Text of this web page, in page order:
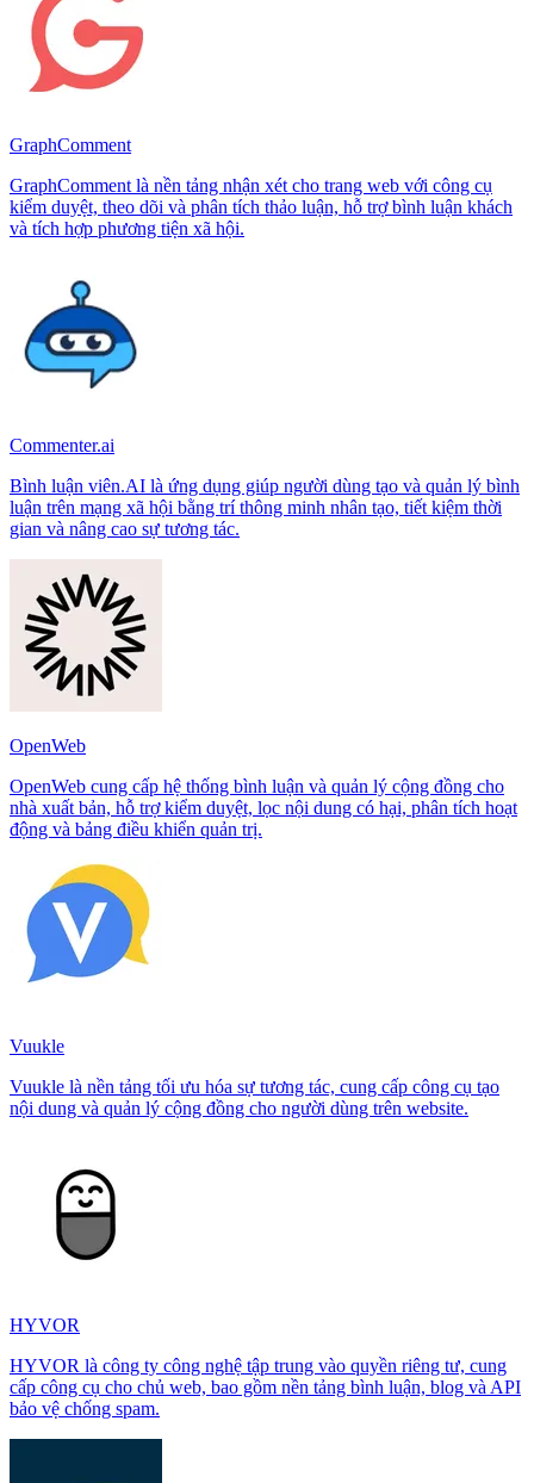
GraphComment
GraphComment là nền tảng nhận xét cho trang web với công cụ
kiểm duyệt, theo dõi và phân tích thảo luận, hỗ trợ bình luận khách
và tích hợp phương tiện xã hội.
Commenter.ai
Bình luận viên.AI là ứng dụng giúp người dùng tạo và quản lý bình
luận trên mạng xã hội bằng trí thông minh nhân tạo, tiết kiệm thời
gian và nâng cao sự tương tác.
OpenWeb
OpenWeb cung cấp hệ thống bình luận và quản lý cộng đồng cho
nhà xuất bản, hỗ trợ kiểm duyệt, lọc nội dung có hại, phân tích hoạt
động và bảng điều khiển quản trị.
Vuukle
Vuukle là nền tảng tối ưu hóa sự tương tác, cung cấp công cụ tạo
nội dung và quản lý cộng đồng cho người dùng trên website.
HYVOR
HYVOR là công ty công nghệ tập trung vào quyền riêng tư, cung
cấp công cụ cho chủ web, bao gồm nền tảng bình luận, blog và API
bảo vệ chống spam.